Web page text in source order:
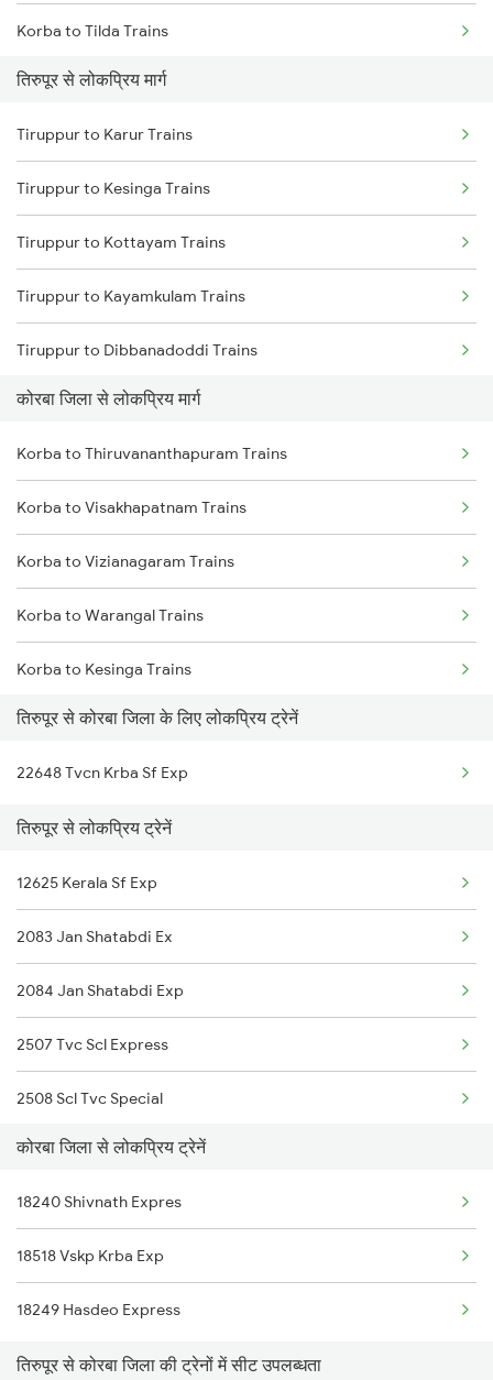
Korba to Tilda Trains
Korba to Janjgir Trains
Korba to Rajnandgaon Trains
Korba to Durg Trains
Korba to Kachhbali Trains
Korba to Kamptee Trains
Korba to Tumsar Trains
Korba to Kharharkuda Trains
Korba to Nagpur Trains
Korba to Bobbili Trains
तिरुपूर से लोकप्रिय मार्ग
Tiruppur to Karur Trains
Tiruppur to Kesinga Trains
Tiruppur to Kottayam Trains
Tiruppur to Kayamkulam Trains
Tiruppur to Dibbanadoddi Trains
Tiruppur to Goa Trains
Tiruppur to Morappur Trains
Tiruppur to Mangaluru Trains
Tiruppur to Chennai Trains
Tiruppur to Mancherial Trains
Tiruppur to Madurai Trains
कोरबा जिला से लोकप्रिय मार्ग
Korba to Thiruvananthapuram Trains
Korba to Visakhapatnam Trains
Korba to Vizianagaram Trains
Korba to Warangal Trains
Korba to Kesinga Trains
Korba to Shoranur Trains
Korba to Bobbili Trains
Korba to Anantapur Trains
Korba to Vijayawada Trains
Korba to Sevagram Trains
तिरुपूर से कोरबा जिला के लिए लोकप्रिय ट्रेनें
22648 Tvcn Krba Sf Exp
तिरुपूर से लोकप्रिय ट्रेनें
12625 Kerala Sf Exp
2083 Jan Shatabdi Ex
2084 Jan Shatabdi Exp
2507 Tvc Scl Express
2508 Scl Tvc Special
2511 Festival Spl
2512 Kcvl Gkp Spl
2515 Cbe Scl Sf Spl
2516 Scl Cbe Special
2521 Bju Ers Spl
कोरबा जिला से लोकप्रिय ट्रेनें
18240 Shivnath Expres
18518 Vskp Krba Exp
18249 Hasdeo Express
तिरुपूर से कोरबा जिला की ट्रेनों में सीट उपलब्धता